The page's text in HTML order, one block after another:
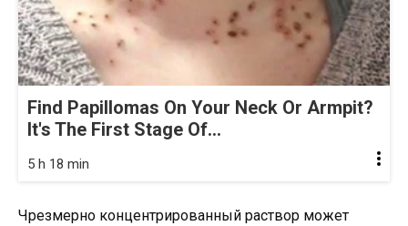
Find Papillomas On Your Neck Or Armpit?
It's The First Stage Of...
5 h 18 min
Чрезмерно концентрированный раствор может